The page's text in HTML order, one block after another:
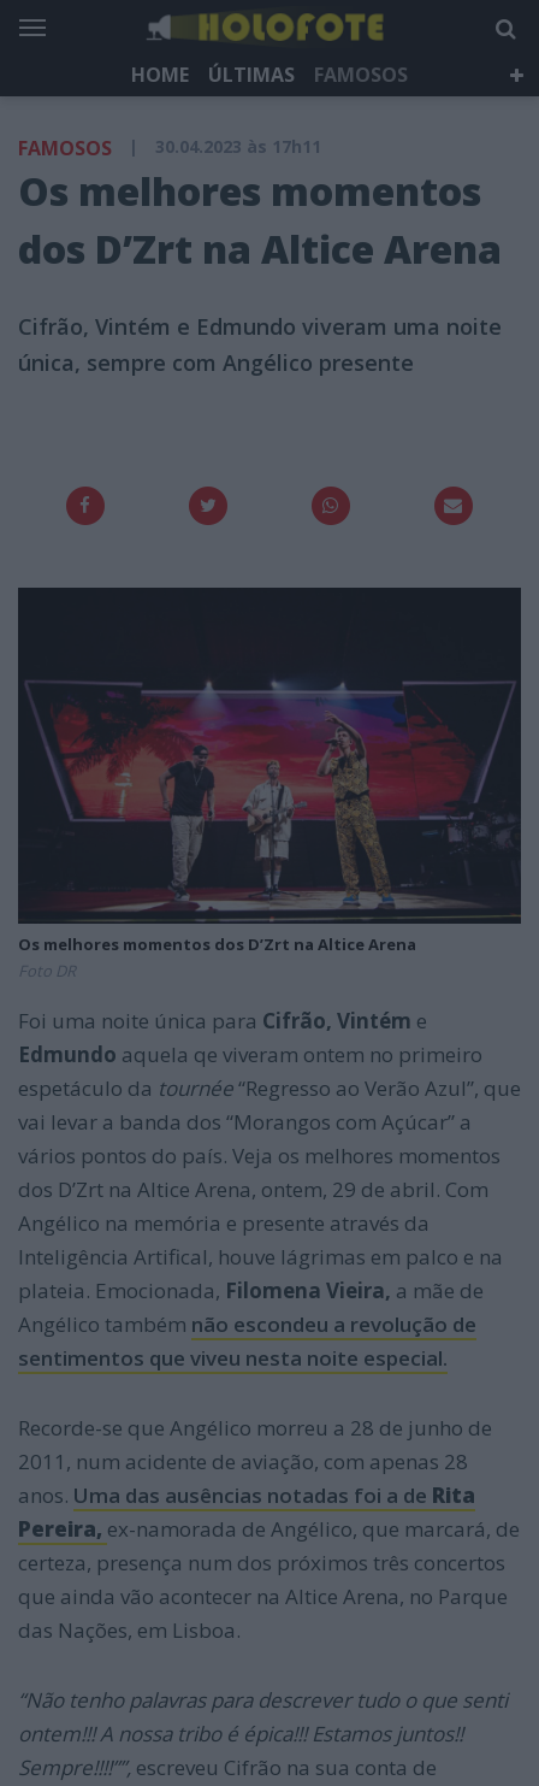
HOME ÚLTIMAS
FAMOSOS
HOLOFOTE TV
NEWSLETTER
FAMOSOS | 30.04.2023 às 17h11
Os melhores momentos
dos D’Zrt na Altice Arena
Cifrão, Vintém e Edmundo viveram uma noite
única, sempre com Angélico presente
Os melhores momentos dos D’Zrt na Altice Arena
Foto DR
Foi uma noite única para Cifrão, Vintém e
Edmundo aquela qe viveram ontem no primeiro
espetáculo da tournée“Regresso ao Verão Azul”, que
vai levar a banda dos “Morangos com Açúcar” a
vários pontos do país. Veja os melhores momentos
dos D’Zrt na Altice Arena, ontem, 29 de abril. Com
Angélico na memória e presente através da
Inteligência Artifical, houve lágrimas em palco e na
plateia. Emocionada, Filomena Vieira, a mãe de
Angélico também não escondeu a revolução de
sentimentos que viveu nesta noite especial.
Recorde-se que Angélico morreu a 28 de junho de
2011, num acidente de aviação, com apenas 28
anos. Uma das ausências notadas foi a de Rita
Pereira, ex-namorada de Angélico, que marcará, de
certeza, presença num dos próximos três concertos
que ainda vão acontecer na Altice Arena, no Parque
das Nações, em Lisboa.
“Não tenho palavras para descrever tudo o que senti
ontem!!! A nossa tribo é épica!!! Estamos juntos!!
Sempre!!!!””, escreveu Cifrão na sua conta de